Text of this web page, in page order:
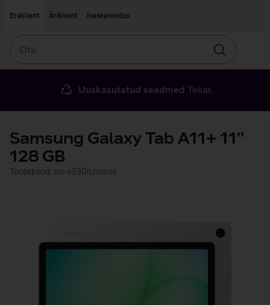
Eraklient
Äriklient Iseteenindus
Otsin
Uuskasutatud seadmed Telias
Samsung Galaxy Tab A11+ 11''
128 GB
Tootekood: sm-x230nzsreue